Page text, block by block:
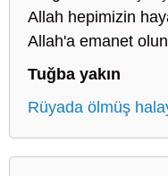
Allah hepimizin
Allah'a emanet olun
Tuğba yakın
Rüyada ölmüş